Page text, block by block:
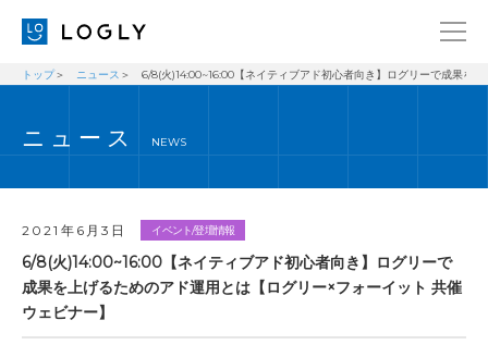
経営理念
ブログ
トップ ニュース 6/8(火)14:00~16:00【ネイティブアド初心者向き】ログリーで成果を
ニュース NEWS
2021年6月3日 イベント/登壇情報
6/8(火)14:00~16:00【ネイティブアド初心者向き】ログリーで
成果を上げるためのアド運用とは【ログリー×フォーイット 共催
ウェビナー】